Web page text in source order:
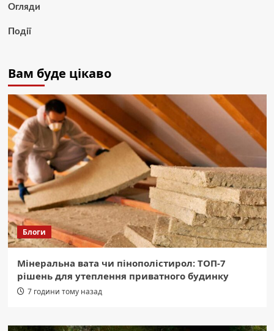
Огляди
Події
Вам буде цікаво
Блоги
Мінеральна вата чи пінополістирол: ТОП-7
рішень для утеплення приватного будинку
7 години тому назад